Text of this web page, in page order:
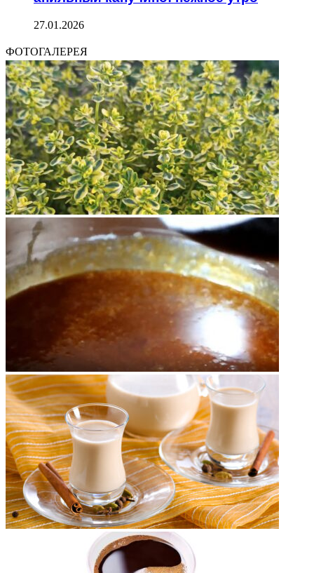
27.01.2026
ФОТОГАЛЕРЕЯ